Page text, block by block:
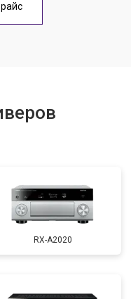
RX-A2020